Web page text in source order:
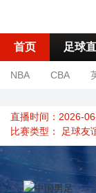
首页 足球
NBA CBA
直播时间：2026-
比赛类型： 足球友